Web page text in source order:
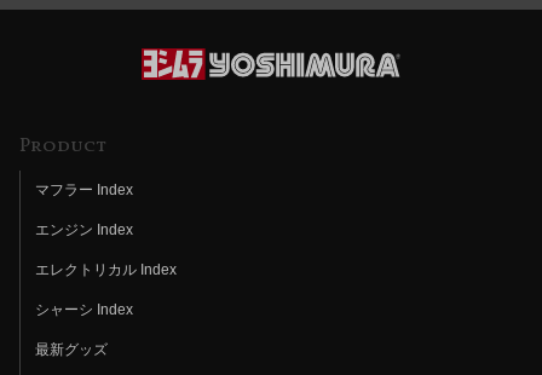
Product
マフラー Index
エンジン Index
エレクトリカル Index
シャーシ Index
最新グッズ